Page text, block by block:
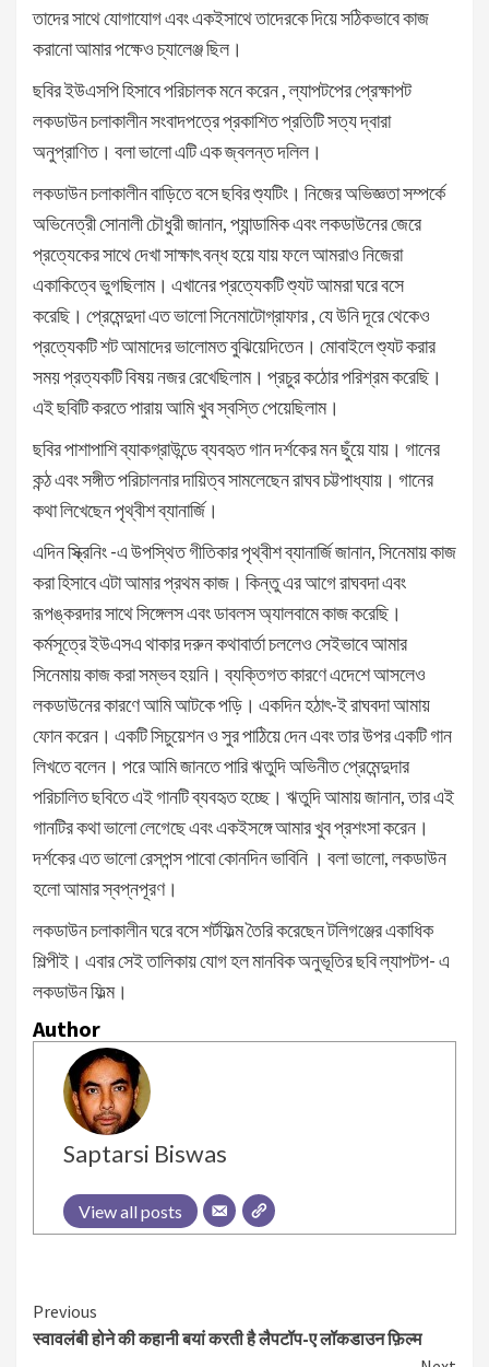
তাদের সাথে যোগাযোগ এবং একইসাথে তাদেরকে দিয়ে সঠিকভাবে কাজ
করানো আমার পক্ষেও চ্যালেঞ্জ ছিল।
ছবির ইউএসপি হিসাবে পরিচালক মনে করেন , ল্যাপটপের প্রেক্ষাপট
লকডাউন চলাকালীন সংবাদপত্রে প্রকাশিত প্রতিটি সত্য দ্বারা
অনুপ্রাণিত। বলা ভালো এটি এক জ্বলন্ত দলিল।
লকডাউন চলাকালীন বাড়িতে বসে ছবির শ্যুটিং। নিজের অভিজ্ঞতা সম্পর্কে
অভিনেত্রী সোনালী চৌধুরী জানান, প্যান্ডামিক এবং লকডাউনের জেরে
প্রত্যেকের সাথে দেখা সাক্ষাৎ বন্ধ হয়ে যায় ফলে আমরাও নিজেরা
একাকিত্বে ভুগছিলাম। এখানের প্রত্যেকটি শ্যুট আমরা ঘরে বসে
করেছি। প্রেমেন্দুদা এত ভালো সিনেমাটোগ্রাফার , যে উনি দূরে থেকেও
প্রত্যেকটি শট আমাদের ভালোমত বুঝিয়েদিতেন। মোবাইলে শ্যুট করার
সময় প্রত্যকটি বিষয় নজর রেখেছিলাম। প্রচুর কঠোর পরিশ্রম করেছি।
এই ছবিটি করতে পারায় আমি খুব স্বস্তি পেয়েছিলাম।
ছবির পাশাপাশি ব্যাকগ্রাউন্ডে ব্যবহৃত গান দর্শকের মন ছুঁয়ে যায়। গানের
কন্ঠ এবং সঙ্গীত পরিচালনার দায়িত্ব সামলেছেন রাঘব চট্টপাধ্যায়। গানের
কথা লিখেছেন পৃথ্বীশ ব্যানার্জি।
এদিন স্ক্রিনিং -এ উপস্থিত গীতিকার পৃথ্বীশ ব্যানার্জি জানান, সিনেমায় কাজ
করা হিসাবে এটা আমার প্রথম কাজ। কিন্তু এর আগে রাঘবদা এবং
রূপঙ্করদার সাথে সিঙ্গেলস এবং ডাবলস অ্যালবামে কাজ করেছি।
কর্মসূত্রে ইউএসএ থাকার দরুন কথাবার্তা চললেও সেইভাবে আমার
সিনেমায় কাজ করা সম্ভব হয়নি। ব্যক্তিগত কারণে এদেশে আসলেও
লকডাউনের কারণে আমি আটকে পড়ি। একদিন হঠাৎ-ই রাঘবদা আমায়
ফোন করেন। একটি সিচুয়েশন ও সুর পাঠিয়ে দেন এবং তার উপর একটি গান
লিখতে বলেন। পরে আমি জানতে পারি ঋতুদি অভিনীত প্রেমেন্দুদার
পরিচালিত ছবিতে এই গানটি ব্যবহৃত হচ্ছে। ঋতুদি আমায় জানান, তার এই
গানটির কথা ভালো লেগেছে এবং একইসঙ্গে আমার খুব প্রশংসা করেন।
দর্শকের এত ভালো রেসপন্স পাবো কোনদিন ভাবিনি । বলা ভালো, লকডাউন
হলো আমার স্বপ্নপূরণ।
লকডাউন চলাকালীন ঘরে বসে শর্টফিল্ম তৈরি করেছেন টলিগঞ্জের একাধিক
শিল্পীই। এবার সেই তালিকায় যোগ হল মানবিক অনুভূতির ছবি ল্যাপটপ- এ
লকডাউন ফিল্ম।
Author
Saptarsi Biswas
View all posts
Continue
Reading
Previous
स्वावलंबी होने की कहानी बयां करती है लैपटॉप-ए लॉकडाउन फ़िल्म